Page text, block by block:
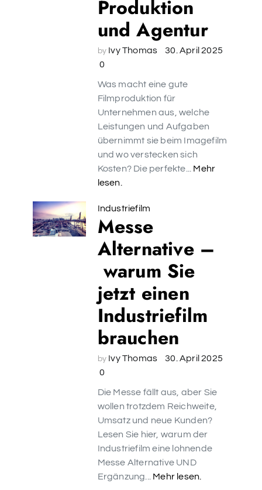
Produktion
und Agentur
by Ivy Thomas
30. April 2025
0
Was macht eine gute
Filmproduktion für
Unternehmen aus, welche
Leistungen und Aufgaben
übernimmt sie beim Imagefilm
und wo verstecken sich
Kosten? Die perfekte... Mehr
lesen.
Industriefilm
Messe
Alternative –
warum Sie
jetzt einen
Industriefilm
brauchen
by Ivy Thomas
30. April 2025
0
Die Messe fällt aus, aber Sie
wollen trotzdem Reichweite,
Umsatz und neue Kunden?
Lesen Sie hier, warum der
Industriefilm eine lohnende
Messe Alternative UND
Ergänzung... Mehr lesen.